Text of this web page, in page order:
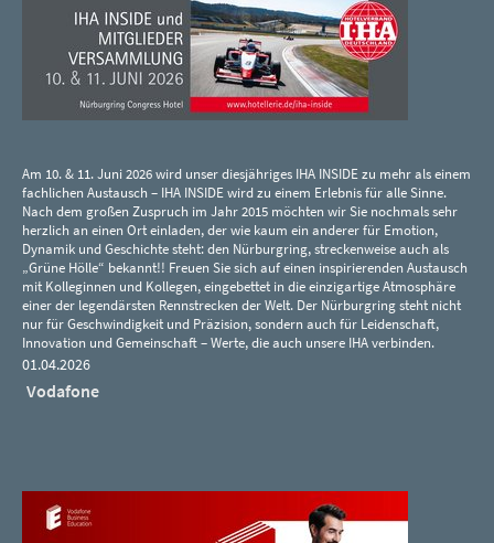
Am 10. & 11. Juni 2026 wird unser diesjähriges IHA INSIDE zu mehr als einem
fachlichen Austausch – IHA INSIDE wird zu einem Erlebnis für alle Sinne.
Nach dem großen Zuspruch im Jahr 2015 möchten wir Sie nochmals sehr
herzlich an einen Ort einladen, der wie kaum ein anderer für Emotion,
Dynamik und Geschichte steht: den Nürburgring, streckenweise auch als
„Grüne Hölle“ bekannt!! Freuen Sie sich auf einen inspirierenden Austausch
mit Kolleginnen und Kollegen, eingebettet in die einzigartige Atmosphäre
einer der legendärsten Rennstrecken der Welt. Der Nürburgring steht nicht
nur für Geschwindigkeit und Präzision, sondern auch für Leidenschaft,
Innovation und Gemeinschaft – Werte, die auch unsere IHA verbinden.
01.04.2026
Vodafone